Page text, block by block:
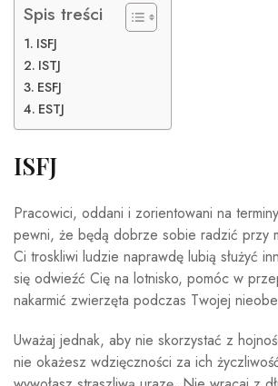
Spis treści
ISFJ
ISTJ
ESFJ
ESTJ
ISFJ
Pracowici, oddani i zorientowani na
pewni, że będą dobrze sobie radzić przy
Ci troskliwi ludzie naprawdę lubią służyć
się odwieźć Cię na lotnisko, pomóc w
nakarmić zwierzęta podczas Twojej
Uważaj jednak, aby nie skorzystać z
nie okażesz wdzięczności za ich